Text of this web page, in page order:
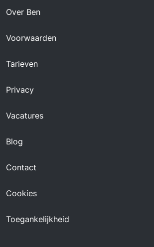
Over Ben
Voorwaarden
Tarieven
Privacy
Vacatures
Blog
Contact
Cookies
Toegankelijkheid